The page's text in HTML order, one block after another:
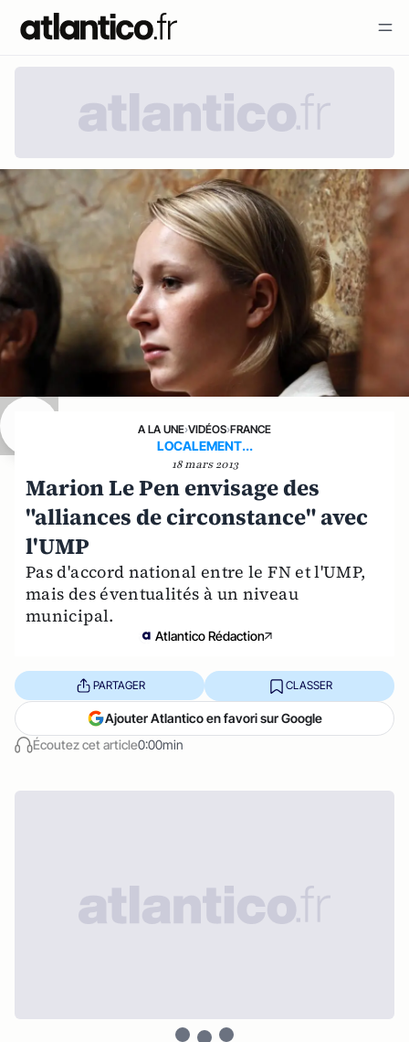
A LA UNE›VIDÉOS›FRANCE
LOCALEMENT...
18 mars 2013
Marion Le Pen envisage des
"alliances de circonstance" avec
l'UMP
Pas d'accord national entre le FN et l'UMP,
mais des éventualités à un niveau
municipal.
Atlantico Rédaction
Écoutez cet article0:00min
PARTAGER CLASSER
Ajouter Atlantico en favori sur Google